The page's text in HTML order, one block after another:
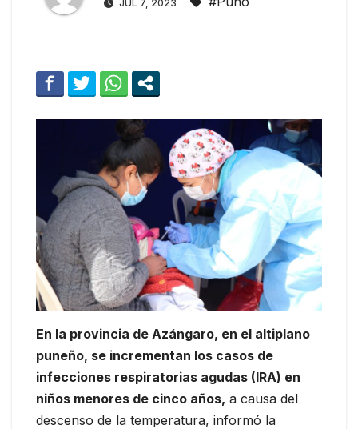
JUL 7, 2023
En la provincia de Azángaro, en el altiplano
puneño, se incrementan los casos de
infecciones respiratorias agudas (IRA) en
niños menores de cinco años, a causa del
descenso de la temperatura, informó la